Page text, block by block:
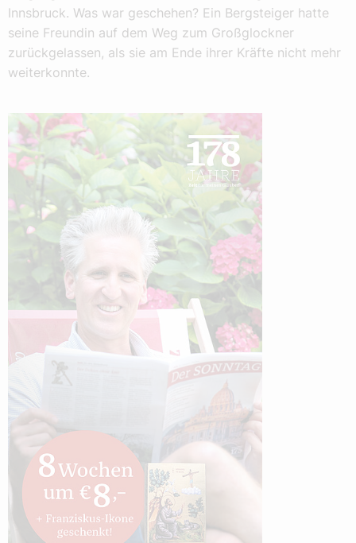
Innsbruck. Was war geschehen? Ein Bergsteiger hatte
seine Freundin auf dem Weg zum Großglockner
zurückgelassen, als sie am Ende ihrer Kräfte nicht mehr
weiterkonnte.